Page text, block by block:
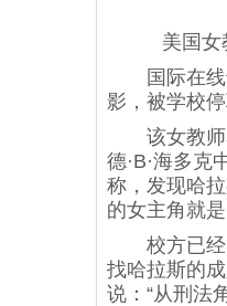
美国女
国际在线专
影，被学校
该女教师名
德·B·海多克
称，发现哈
的女主角就是
校方已经向
找哈拉斯的
说：“从刑法